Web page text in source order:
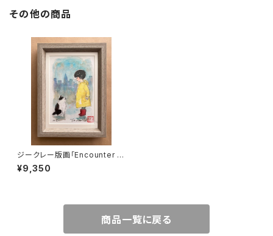
その他の商品
ジークレー版画「Encounter ~
出逢い」ポストカードサイズ リミ
テッドエディション50
¥9,350
商品一覧に戻る